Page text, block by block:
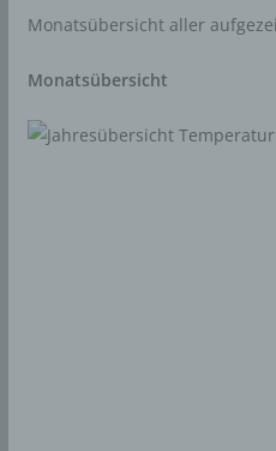
Monatsübersicht aller
Monatsübersicht